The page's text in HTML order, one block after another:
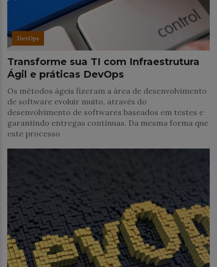
DevOps
Transforme sua TI com Infraestrutura
Ágil e práticas DevOps
Os métodos ágeis fizeram a área de desenvolvimento
de software evoluir muito, através do
desenvolvimento de softwares baseados em testes e
garantindo entregas contínuas. Da mesma forma que
este processo